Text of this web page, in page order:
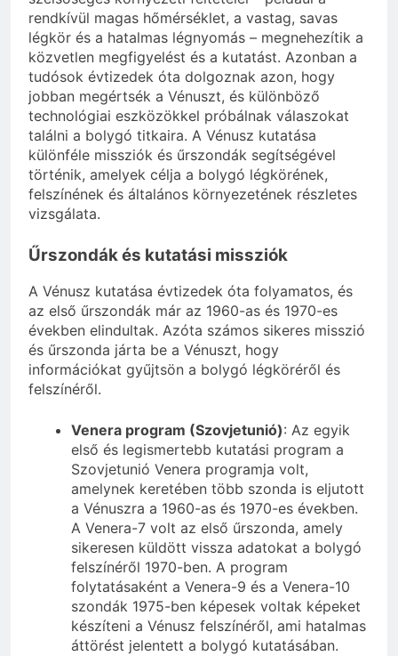
rendkívül magas hőmérséklet, a vastag, savas
légkör és a hatalmas légnyomás – megnehezítik a
közvetlen megfigyelést és a kutatást. Azonban a
tudósok évtizedek óta dolgoznak azon, hogy
jobban megértsék a Vénuszt, és különböző
technológiai eszközökkel próbálnak válaszokat
találni a bolygó titkaira. A Vénusz kutatása
különféle missziók és űrszondák segítségével
történik, amelyek célja a bolygó légkörének,
felszínének és általános környezetének részletes
vizsgálata.
Űrszondák és kutatási missziók
A Vénusz kutatása évtizedek óta folyamatos, és
az első űrszondák már az 1960-as és 1970-es
években elindultak. Azóta számos sikeres misszió
és űrszonda járta be a Vénuszt, hogy
információkat gyűjtsön a bolygó légköréről és
felszínéről.
Venera program (Szovjetunió): Az egyik
első és legismertebb kutatási program a
Szovjetunió Venera programja volt,
amelynek keretében több szonda is eljutott
a Vénuszra a 1960-as és 1970-es években.
A Venera-7 volt az első űrszonda, amely
sikeresen küldött vissza adatokat a bolygó
felszínéről 1970-ben. A program
folytatásaként a Venera-9 és a Venera-10
szondák 1975-ben képesek voltak képeket
készíteni a Vénusz felszínéről, ami hatalmas
áttörést jelentett a bolygó kutatásában.